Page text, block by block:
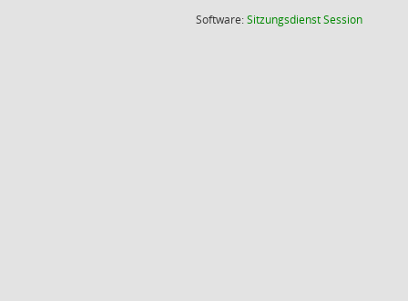
Software:SitzungsdienstSession(Wird in